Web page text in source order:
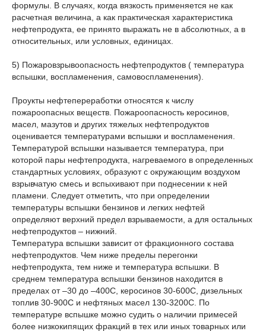
формулы. В случаях, когда вязкость применяется не как
расчетная величина, а как практическая характеристика
нефтепродукта, ее принято выражать не в абсолютных, а в
относительных, или условных, единицах.
5) Пожаровзрывоопасность нефтепродуктов ( температура
вспышки, воспламенения, самовоспламенения).
Проукты нефтепереработки относятся к числу
пожароопасных веществ. Пожароопасность керосинов,
масел, мазутов и других тяжелых нефтепродуктов
оценивается температурами вспышки и воспламенения.
Температурой вспышки называется температура, при
которой пары нефтепродукта, нагреваемого в определенных
стандартных условиях, образуют с окружающим воздухом
взрывчатую смесь и вспыхивают при поднесении к ней
пламени. Следует отметить, что при определении
температуры вспышки бензинов и легких нефтей
определяют верхний предел взрываемости, а для остальных
нефтепродуктов – нижний.
Температура вспышки зависит от фракционного состава
нефтепродуктов. Чем ниже пределы перегонки
нефтепродукта, тем ниже и температура вспышки. В
среднем температура вспышки бензинов находится в
пределах от –30 до –400С, керосинов 30-600С, дизельных
топлив 30-900С и нефтяных масел 130-3200С. По
температуре вспышке можно судить о наличии примесей
более низкокипящих фракций в тех или иных товарных или